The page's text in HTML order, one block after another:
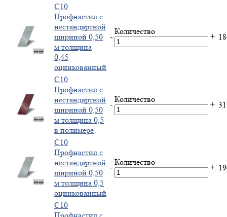
С10
Профнастил с
нестандартной
шириной 0,50
м толщина
0,45
оцинкованный
-
Количество
+
С10
Профнастил с
нестандартной
шириной 0,50
м толщина 0,5
в полимере
-
Количество
+
С10
Профнастил с
нестандартной
шириной 0,50
м толщина 0,5
оцинкованный
-
Количество
+
С10